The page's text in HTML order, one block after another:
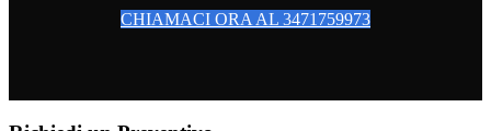
CHIAMACI ORA AL 3471759973